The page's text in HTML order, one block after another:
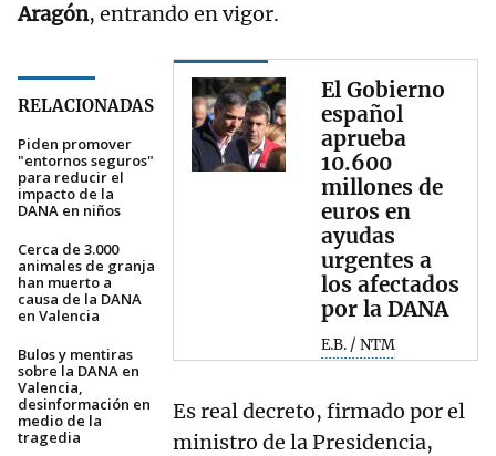
Aragón, entrando en vigor.
RELACIONADAS
Piden promover
"entornos seguros"
para reducir el
impacto de la
DANA en niños
Cerca de 3.000
animales de granja
han muerto a
causa de la DANA
en Valencia
Bulos y mentiras
sobre la DANA en
Valencia,
desinformación en
medio de la
tragedia
El Gobierno
español
aprueba
10.600
millones de
euros en
ayudas
urgentes a
los afectados
por la DANA
E.B. / NTM
Es real decreto, firmado por el
ministro de la Presidencia,